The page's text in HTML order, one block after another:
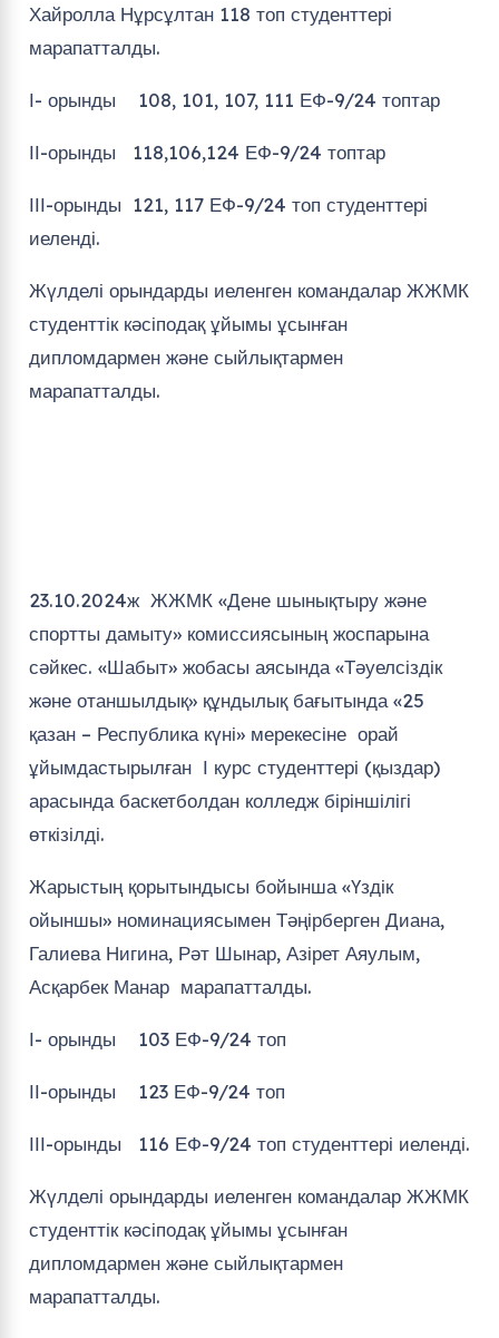
Хайролла Нұрсұлтан 118 топ студенттері
марапатталды.
І- орынды 108, 101, 107, 111 ЕФ-9/24 топтар
ІІ-орынды 118,106,124 ЕФ-9/24 топтар
ІІІ-орынды 121, 117 ЕФ-9/24 топ студенттері
иеленді.
Жүлделі орындарды иеленген командалар ЖЖМК
студенттік кәсіподақ ұйымы ұсынған
дипломдармен және сыйлықтармен
марапатталды.
23.10.2024ж ЖЖМК «Дене шынықтыру және
спортты дамыту» комиссиясының жоспарына
сәйкес. «Шабыт» жобасы аясында «Тәуелсіздік
және отаншылдық» құндылық бағытында «25
қазан – Республика күні» мерекесіне орай
ұйымдастырылған І курс студенттері (қыздар)
арасында баскетболдан колледж біріншілігі
өткізілді.
Жарыстың қорытындысы бойынша «Үздік
ойыншы» номинациясымен Тәңірберген Диана,
Галиева Нигина, Рәт Шынар, Азірет Аяулым,
Асқарбек Манар марапатталды.
І- орынды 103 ЕФ-9/24 топ
ІІ-орынды 123 ЕФ-9/24 топ
ІІІ-орынды 116 ЕФ-9/24 топ студенттері иеленді.
Жүлделі орындарды иеленген командалар ЖЖМК
студенттік кәсіподақ ұйымы ұсынған
дипломдармен және сыйлықтармен
марапатталды.